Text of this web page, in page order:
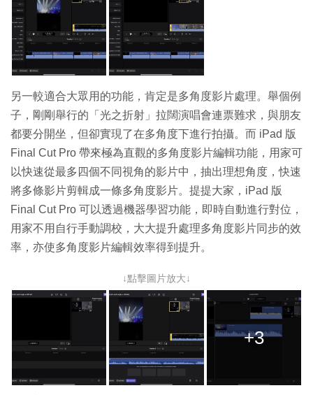
另一較適合大眾用的功能，肯定是多角度影片處理。舉個例
子，剛剛舉行的「光之折射」拉闊演唱會連票難求，與朋友
都要分開坐，但卻實現了在多角度下進行拍攝。而 iPad 版
Final Cut Pro 帶來極為直觀的多角度影片編輯功能，用家可
以快速從最多四個不同視角的影片中，抽出理想角度，快速
將多條影片剪輯成一條多角度影片。提提大家，iPad 版
Final Cut Pro 可以透過機器學習功能，即時自動進行對位，
用家不用自行手動調校，大大提升處理多角度影片同步的效
率，亦使多角度影片編輯效率得到提升。
↓點擊圖片放大↓
+3